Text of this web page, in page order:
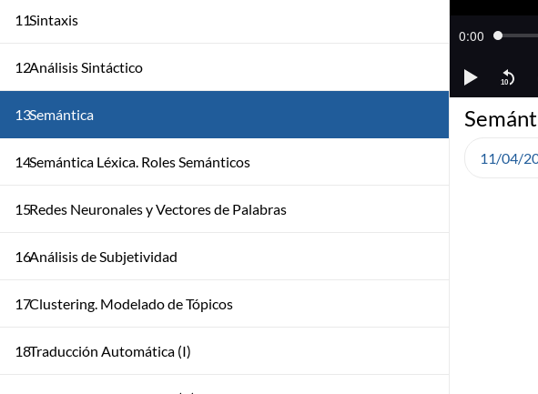
11Sintaxis
12Análisis Sintáctico
13Semántica
14Semántica Léxica. Roles Semánticos
15Redes Neuronales y Vectores de Palabras
16Análisis de Subjetividad
17Clustering. Modelado de Tópicos
18Traducción Automática (I)
11/04/